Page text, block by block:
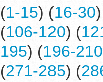
(1-15) (16-30
(106-120) (
195) (196-210
(271-285) (